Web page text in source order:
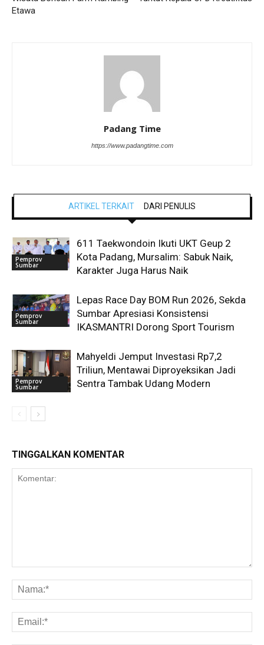
Etawa
Padang Time
https://www.padangtime.com
ARTIKEL TERKAIT DARI PENULIS
Pemprov
Sumbar
611 Taekwondoin Ikuti UKT Geup 2
Kota Padang, Mursalim: Sabuk Naik,
Karakter Juga Harus Naik
Pemprov
Sumbar
Lepas Race Day BOM Run 2026, Sekda
Sumbar Apresiasi Konsistensi
IKASMANTRI Dorong Sport Tourism
Pemprov
Sumbar
Mahyeldi Jemput Investasi Rp7,2
Triliun, Mentawai Diproyeksikan Jadi
Sentra Tambak Udang Modern
TINGGALKAN KOMENTAR